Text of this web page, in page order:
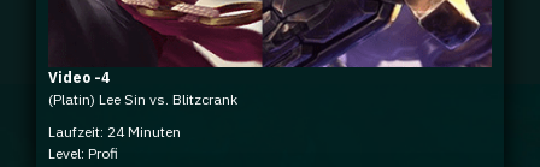
Video -4
(Platin) Lee Sin vs. Blitzcrank
Laufzeit: 24 Minuten
Level: Profi